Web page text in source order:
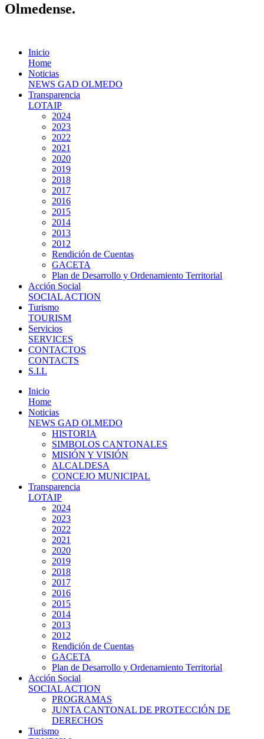
Olmedense.
Inicio
Home
Noticias
NEWS GAD OLMEDO
Transparencia
LOTAIP
2024
2023
2022
2021
2020
2019
2018
2017
2016
2015
2014
2013
2012
Rendición de Cuentas
GACETA
Plan de Desarrollo y Ordenamiento Territorial
Acción Social
SOCIAL ACTION
Turismo
TOURISM
Servicios
SERVICES
CONTACTOS
CONTACTS
S.I.L
Inicio
Home
Noticias
NEWS GAD OLMEDO
HISTORIA
SIMBOLOS CANTONALES
MISIÓN Y VISIÓN
ALCALDESA
CONCEJO MUNICIPAL
Transparencia
LOTAIP
2024
2023
2022
2021
2020
2019
2018
2017
2016
2015
2014
2013
2012
Rendición de Cuentas
GACETA
Plan de Desarrollo y Ordenamiento Territorial
Acción Social
SOCIAL ACTION
PROGRAMAS
JUNTA CANTONAL DE PROTECCIÓN DE
DERECHOS
Turismo